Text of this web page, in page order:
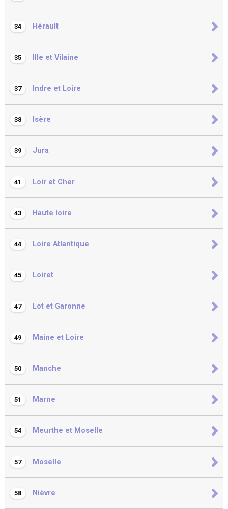
34 Hérault
35 Ille et Vilaine
37 Indre et Loire
38 Isère
39 Jura
41 Loir et Cher
43 Haute loire
44 Loire Atlantique
45 Loiret
47 Lot et Garonne
49 Maine et Loire
50 Manche
51 Marne
54 Meurthe et Moselle
57 Moselle
58 Nièvre